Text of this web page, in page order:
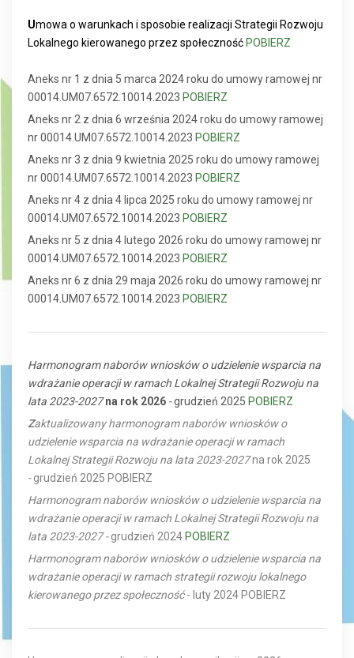
Umowa o warunkach i sposobie realizacji Strategii Rozwoju
Lokalnego kierowanego przez społecznośćPOBIERZ
Aneks nr 1 z dnia 5 marca 2024 roku do umowy ramowej nr
00014.UM07.6572.10014.2023 POBIERZ
Aneks nr 2 z dnia 6 września 2024 roku do umowy ramowej
nr 00014.UM07.6572.10014.2023 POBIERZ
Aneks nr 3 z dnia 9 kwietnia 2025 roku do umowy ramowej
nr 00014.UM07.6572.10014.2023 POBIERZ
Aneks nr 4 z dnia 4 lipca 2025 roku do umowy ramowej nr
00014.UM07.6572.10014.2023 POBIERZ
Aneks nr 5 z dnia 4 lutego 2026 roku do umowy ramowej nr
00014.UM07.6572.10014.2023 POBIERZ
Aneks nr 6 z dnia 29 maja 2026 roku do umowy ramowej nr
00014.UM07.6572.10014.2023 POBIERZ
Harmonogram naborów wniosków o udzielenie wsparcia na
wdrażanie operacji w ramach Lokalnej Strategii Rozwoju na
lata 2023-2027 na rok 2026 -grudzień 2025 POBIERZ
Zaktualizowany harmonogram naborów wniosków o
udzielenie wsparcia na wdrażanie operacji w ramach
Lokalnej Strategii Rozwoju na lata 2023-2027na rok 2025
-grudzień 2025 POBIERZ
Harmonogram naborów wniosków o udzielenie wsparcia na
wdrażanie operacji w ramach Lokalnej Strategii Rozwoju na
lata 2023-2027 -grudzień 2024POBIERZ
Harmonogram naborów wniosków o udzielenie wsparcia na
wdrażanie operacji w ramach strategii rozwoju lokalnego
kierowanego przez społeczność- luty 2024POBIERZ